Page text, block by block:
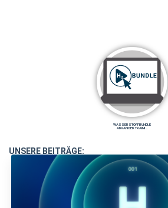
WASSERSTOFFBUNDLE
ADVANCED TRAINI…
UNSERE BEITRÄGE: